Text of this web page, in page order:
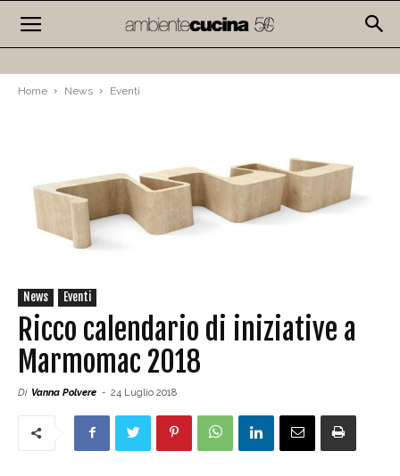
Home News Eventi
News Eventi
Ricco calendario di iniziative a
Marmomac 2018
Di Vanna Polvere - 24 Luglio 2018